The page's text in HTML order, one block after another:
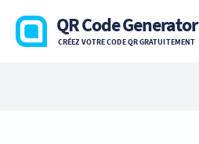
QR Code Generator
CRÉEZ VOTRE CODE QR GRATUITEMENT